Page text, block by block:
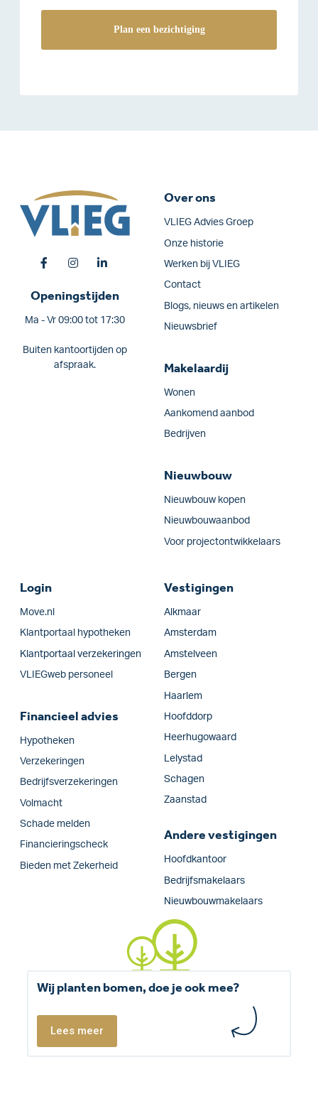
Openingstijden
Ma - Vr 09:00 tot 17:30
Buiten kantoortijden op
afspraak.
Over ons
VLIEG Advies Groep
Onze historie
Werken bij VLIEG
Contact
Blogs, nieuws en artikelen
Nieuwsbrief
Makelaardij
Wonen
Aankomend aanbod
Bedrijven
Nieuwbouw
Nieuwbouw kopen
Nieuwbouwaanbod
Voor projectontwikkelaars
Login
Move.nl
Klantportaal hypotheken
Klantportaal verzekeringen
VLIEGweb personeel
Financieel advies
Hypotheken
Verzekeringen
Bedrijfs­verzekeringen
Volmacht
Schade melden
Financieringscheck
Bieden met Zekerheid
Vestigingen
Alkmaar
Amsterdam
Amstelveen
Bergen
Haarlem
Hoofddorp
Heerhugowaard
Lelystad
Schagen
Zaanstad
Andere vestigingen
Hoofdkantoor
Bedrijfsmakelaars
Nieuwbouwmakelaars
Wij planten bomen, doe je ook mee?
Lees meer